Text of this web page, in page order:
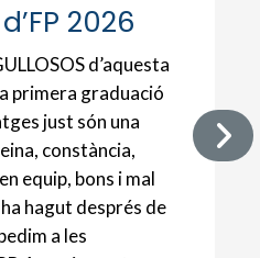
2026
d’aquesta
primera graduació
just són una
constància,
equip, bons i mal
hagut després de
a les